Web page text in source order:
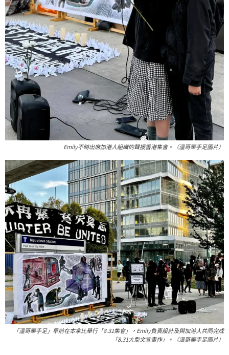
Emily不時出席加港人組織的聲援香港集會。（溫哥華手足圖片）
「溫哥華手足」早前在本拿比舉行「8.31集會」，Emily負責設計及與加港人共同完成
「8.31大型文宣畫作」。（溫哥華手足圖片）